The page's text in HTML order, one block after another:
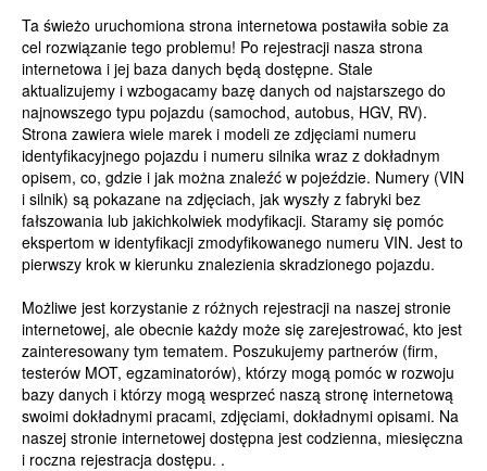
Ta świeżo uruchomiona strona internetowa postawiła sobie za
cel rozwiązanie tego problemu! Po rejestracji nasza strona
internetowa i jej baza danych będą dostępne. Stale
aktualizujemy i wzbogacamy bazę danych od najstarszego do
najnowszego typu pojazdu (samochod, autobus, HGV, RV).
Strona zawiera wiele marek i modeli ze zdjęciami numeru
identyfikacyjnego pojazdu i numeru silnika wraz z dokładnym
opisem, co, gdzie i jak można znaleźć w pojeździe. Numery (VIN
i silnik) są pokazane na zdjęciach, jak wyszły z fabryki bez
fałszowania lub jakichkolwiek modyfikacji. Staramy się pomóc
ekspertom w identyfikacji zmodyfikowanego numeru VIN. Jest to
pierwszy krok w kierunku znalezienia skradzionego pojazdu.
Możliwe jest korzystanie z różnych rejestracji na naszej stronie
internetowej, ale obecnie każdy może się zarejestrować, kto jest
zainteresowany tym tematem. Poszukujemy partnerów (firm,
testerów MOT, egzaminatorów), którzy mogą pomóc w rozwoju
bazy danych i którzy mogą wesprzeć naszą stronę internetową
swoimi dokładnymi pracami, zdjęciami, dokładnymi opisami. Na
naszej stronie internetowej dostępna jest codzienna, miesięczna
i roczna rejestracja dostępu. .